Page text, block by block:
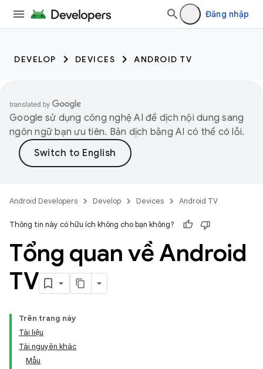
Đăng nhập
DEVELOP DEVICES ANDROID TV
Google sử dụng công nghệ AI để dịch nội dung sang
ngôn ngữ bạn ưu tiên. Bản dịch bằng AI có thể có lỗi.
Android Developers Develop Devices Android TV
Thông tin này có hữu ích không cho bạn không?
Tổng quan về Android
TV
Trên trang này
Tài liệu
Tài nguyên khác
Mẫu